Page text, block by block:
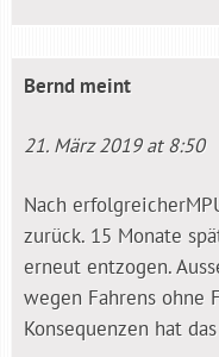
Bernd meint
21. März 2019 at 8:50
Nach
zurück. 15 Monate
erneut entzogen.
wegen Fahrens ohne
Konsequenzen hat